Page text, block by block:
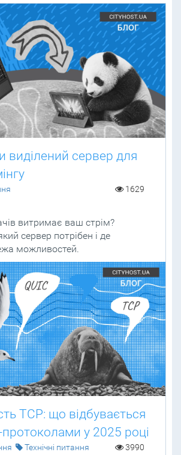
виділений сервер для
1629
витримає ваш стрім?
сервер потрібен і де
можливостей.
TCP: що відбувається
протоколами у 2025 році
Технічні питання 3990